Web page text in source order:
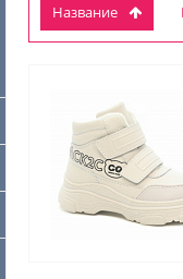
Название